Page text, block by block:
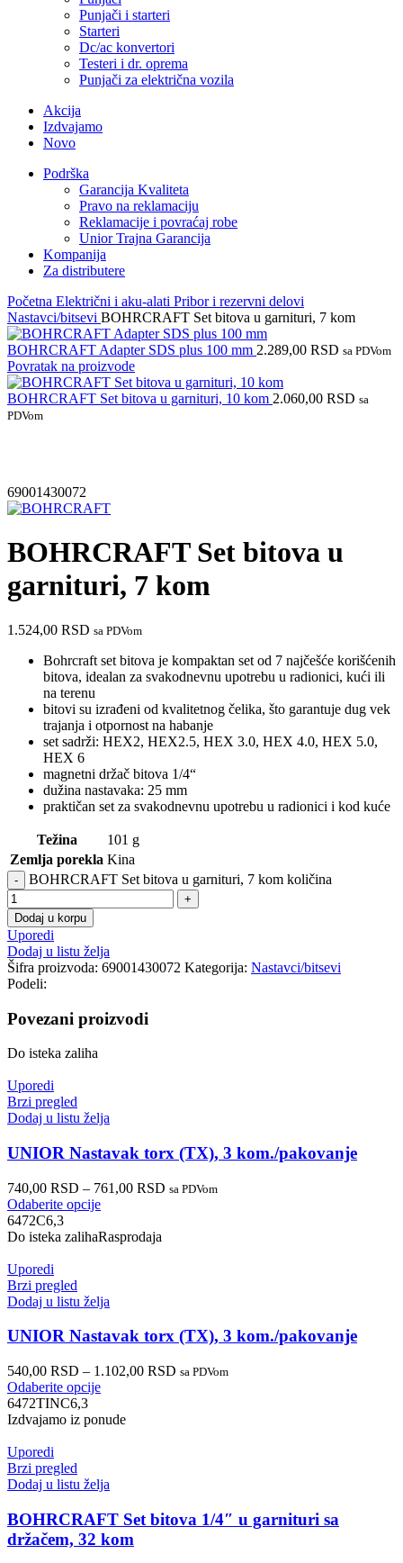
Punjači i starteri
Starteri
Dc/ac konvertori
Testeri i dr. oprema
Punjači za električna vozila
Akcija
Izdvajamo
Novo
Podrška
Garancija Kvaliteta
Pravo na reklamaciju
Reklamacije i povraćaj robe
Unior Trajna Garancija
Kompanija
Za distributere
Početna Električni i aku-alati Pribor i rezervni delovi
Nastavci/bitsevi BOHRCRAFT Set bitova u garnituri, 7 kom
BOHRCRAFT Adapter SDS plus 100 mm 2.289,00 RSD sa PDVom
Povratak na proizvode
BOHRCRAFT Set bitova u garnituri, 10 kom 2.060,00 RSD sa
PDVom
69001430072
BOHRCRAFT Set bitova u
garnituri, 7 kom
1.524,00 RSD sa PDVom
Bohrcraft set bitova je kompaktan set od 7 najčešće korišćenih
bitova, idealan za svakodnevnu upotrebu u radionici, kući ili
na terenu
bitovi su izrađeni od kvalitetnog čelika, što garantuje dug vek
trajanja i otpornost na habanje
set sadrži: HEX2, HEX2.5, HEX 3.0, HEX 4.0, HEX 5.0,
HEX 6
magnetni držač bitova 1/4“
dužina nastavaka: 25 mm
praktičan set za svakodnevnu upotrebu u radionici i kod kuće
Težina
101 g
Zemlja porekla Kina
BOHRCRAFT Set bitova u garnituri, 7 kom količina
Dodaj u korpu
Uporedi
Dodaj u listu želja
Šifra proizvoda: 69001430072 Kategorija: Nastavci/bitsevi
Podeli:
Povezani proizvodi
Do isteka zaliha
Uporedi
Brzi pregled
Dodaj u listu želja
UNIOR Nastavak torx (TX), 3 kom./pakovanje
740,00 RSD – 761,00 RSD sa PDVom
Odaberite opcije
6472C6,3
Do isteka zalihaRasprodaja
Uporedi
Brzi pregled
Dodaj u listu želja
UNIOR Nastavak torx (TX), 3 kom./pakovanje
540,00 RSD – 1.102,00 RSD sa PDVom
Odaberite opcije
6472TINC6,3
Izdvajamo iz ponude
Uporedi
Brzi pregled
Dodaj u listu želja
BOHRCRAFT Set bitova 1/4″ u garnituri sa
držačem, 32 kom